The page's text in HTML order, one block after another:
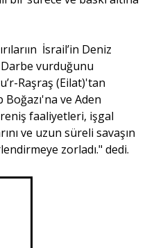
İsrail’in Deniz
vurduğunu
Raşraş (Eilat)'tan
Boğazı'na ve Aden
faaliyetleri, işgal
ve uzun süreli savaşın
zorladı." dedi.